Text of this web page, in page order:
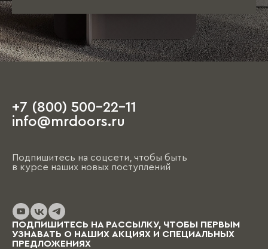
+7 (800) 500-22-11
info@mrdoors.ru
Подпишитесь на соцсети, чтобы быть
в курсе наших новых поступлений
ПОДПИШИТЕСЬ НА РАССЫЛКУ, ЧТОБЫ ПЕРВЫМ
УЗНАВАТЬ О НАШИХ АКЦИЯХ И СПЕЦИАЛЬНЫХ
ПРЕДЛОЖЕНИЯХ